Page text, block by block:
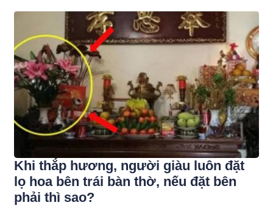
Khi thắp hương, người giàu luôn đặt
lọ hoa bên trái bàn thờ, nếu đặt bên
phải thì sao?